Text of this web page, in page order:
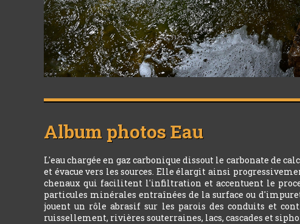
Album photosEau
L'eau chargée en gaz carbonique dissout le carbonate de
et évacue vers les sources. Elle élargit ainsi
chenaux qui facilitent l'infiltration et accentuent le
particules minérales entraînées de la surface ou
jouent un rôle abrasif sur les parois des conduits et
ruissellement, rivières souterraines, lacs, cascades et